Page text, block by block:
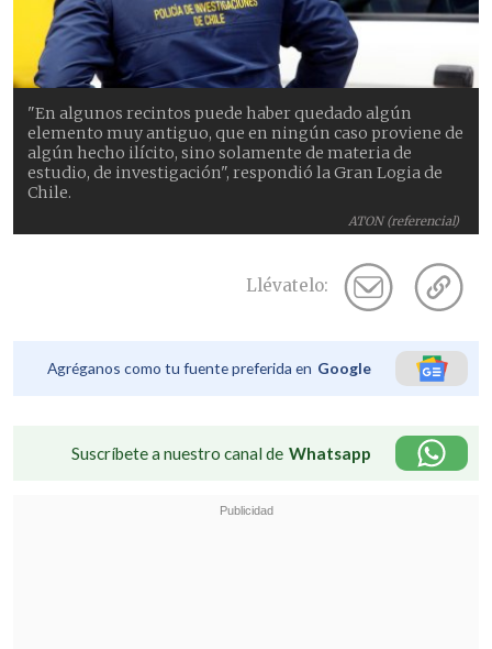
ATON (referencial)
"En algunos recintos puede haber quedado algún
elemento muy antiguo, que en ningún caso proviene de
algún hecho ilícito, sino solamente de materia de
estudio, de investigación", respondió la Gran Logia de
Chile.
Llévatelo:
Agréganos como tu fuente preferida en Google
Suscríbete a nuestro canal de Whatsapp